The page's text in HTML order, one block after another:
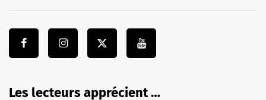
Les lecteurs apprécient …